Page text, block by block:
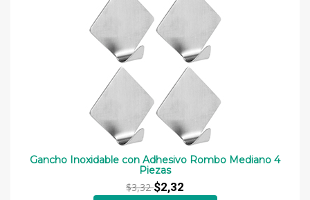
Gancho Inoxidable con Adhesivo Rombo Mediano 4
Piezas
$3,32$2,32